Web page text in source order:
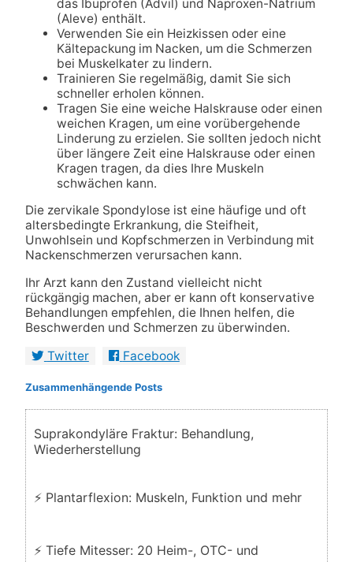
das Ibuprofen (Advil) und Naproxen-Natrium
(Aleve) enthält.
Verwenden Sie ein Heizkissen oder eine
Kältepackung im Nacken, um die Schmerzen
bei Muskelkater zu lindern.
Trainieren Sie regelmäßig, damit Sie sich
schneller erholen können.
Tragen Sie eine weiche Halskrause oder einen
weichen Kragen, um eine vorübergehende
Linderung zu erzielen. Sie sollten jedoch nicht
über längere Zeit eine Halskrause oder einen
Kragen tragen, da dies Ihre Muskeln
schwächen kann.
Die zervikale Spondylose ist eine häufige und oft
altersbedingte Erkrankung, die Steifheit,
Unwohlsein und Kopfschmerzen in Verbindung mit
Nackenschmerzen verursachen kann.
Ihr Arzt kann den Zustand vielleicht nicht
rückgängig machen, aber er kann oft konservative
Behandlungen empfehlen, die Ihnen helfen, die
Beschwerden und Schmerzen zu überwinden.
Twitter
Facebook
Zusammenhängende Posts
Suprakondyläre Fraktur: Behandlung,
Wiederherstellung
⚡ Plantarflexion: Muskeln, Funktion und mehr
⚡ Tiefe Mitesser: 20 Heim-, OTC- und